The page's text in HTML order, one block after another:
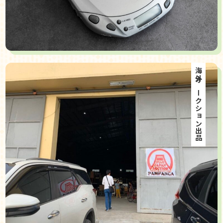
海外オークション出品